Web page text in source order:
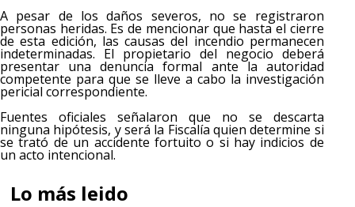
A pesar de los daños severos, no se registraron
personas heridas. Es de mencionar que hasta el cierre
de esta edición, las causas del incendio permanecen
indeterminadas. El propietario del negocio deberá
presentar una denuncia formal ante la autoridad
competente para que se lleve a cabo la investigación
pericial correspondiente.
Fuentes oficiales señalaron que no se descarta
ninguna hipótesis, y será la Fiscalía quien determine si
se trató de un accidente fortuito o si hay indicios de
un acto intencional.
Lo más leido